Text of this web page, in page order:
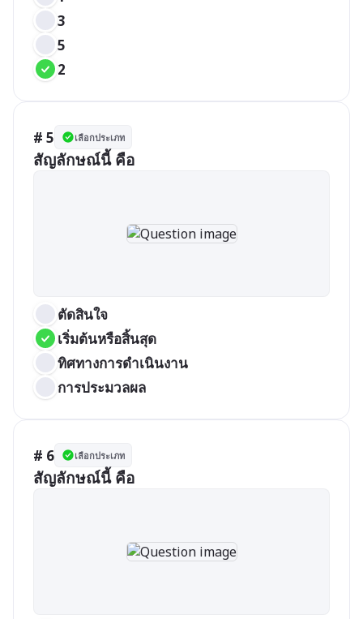
3
5
2
# 5 เลือกประเภท
สัญลักษณ์นี้ คือ
ตัดสินใจ
เริ่มต้นหรือสิ้นสุด
ทิศทางการดำเนินงาน
การประมวลผล
# 6 เลือกประเภท
สัญลักษณ์นี้ คือ